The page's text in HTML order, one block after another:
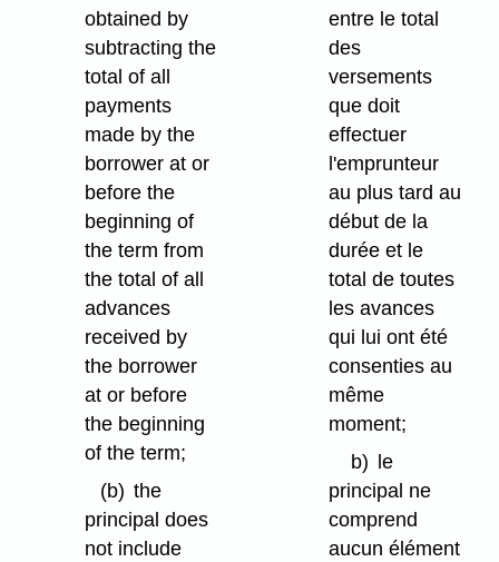
obtained by
subtracting the
total of all
payments
made by the
borrower at or
before the
beginning of
the term from
the total of all
advances
received by
the borrower
at or before
the beginning
of the term;
(b) the
principal does
not include
entre le total
des
versements
que doit
effectuer
l'emprunteur
au plus tard au
début de la
durée et le
total de toutes
les avances
qui lui ont été
consenties au
même
moment;
b)
le
principal ne
comprend
aucun élément